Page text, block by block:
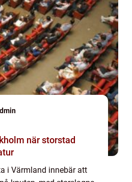
storstad
i Värmland innebär att